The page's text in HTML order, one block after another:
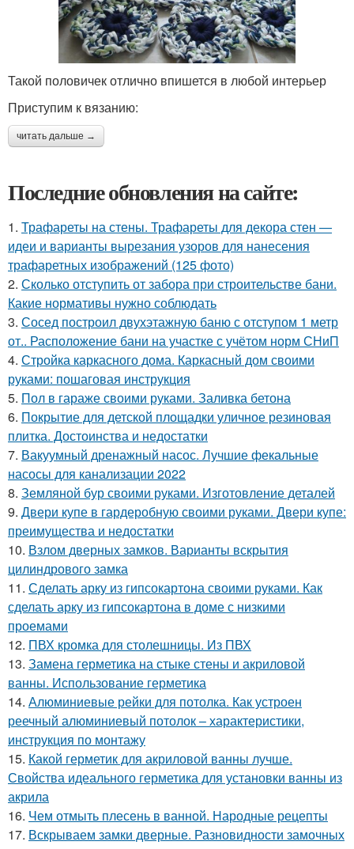
Такой половичек отлично впишется в любой интерьер
Приступим к вязанию:
читать дальше →
Последние обновления на сайте:
1. Трафареты на стены. Трафареты для декора стен —
идеи и варианты вырезания узоров для нанесения
трафаретных изображений (125 фото)
2. Сколько отступить от забора при строительстве бани.
Какие нормативы нужно соблюдать
3. Сосед построил двухэтажную баню с отступом 1 метр
от.. Расположение бани на участке с учётом норм СНиП
4. Стройка каркасного дома. Каркасный дом своими
руками: пошаговая инструкция
5. Пол в гараже своими руками. Заливка бетона
6. Покрытие для детской площадки уличное резиновая
плитка. Достоинства и недостатки
7. Вакуумный дренажный насос. Лучшие фекальные
насосы для канализации 2022
8. Земляной бур своими руками. Изготовление деталей
9. Двери купе в гардеробную своими руками. Двери купе:
преимущества и недостатки
10. Взлом дверных замков. Варианты вскрытия
цилиндрового замка
11. Сделать арку из гипсокартона своими руками. Как
сделать арку из гипсокартона в доме с низкими
проемами
12. ПВХ кромка для столешницы. Из ПВХ
13. Замена герметика на стыке стены и акриловой
ванны. Использование герметика
14. Алюминиевые рейки для потолка. Как устроен
реечный алюминиевый потолок – характеристики,
инструкция по монтажу
15. Какой герметик для акриловой ванны лучше.
Свойства идеального герметика для установки ванны из
акрила
16. Чем отмыть плесень в ванной. Народные рецепты
17. Вскрываем замки дверные. Разновидности замочных